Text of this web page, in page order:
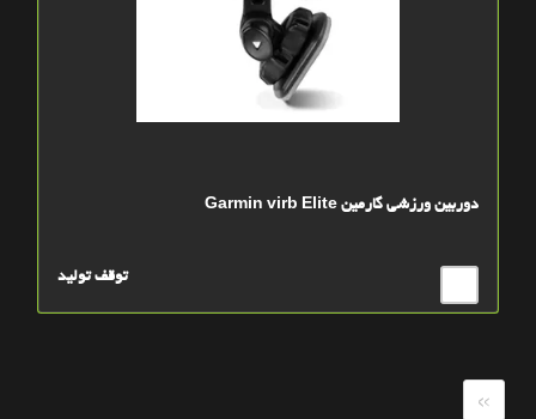
دوربین ورزشی گارمین Garmin virb Elite
توقف تولید
»